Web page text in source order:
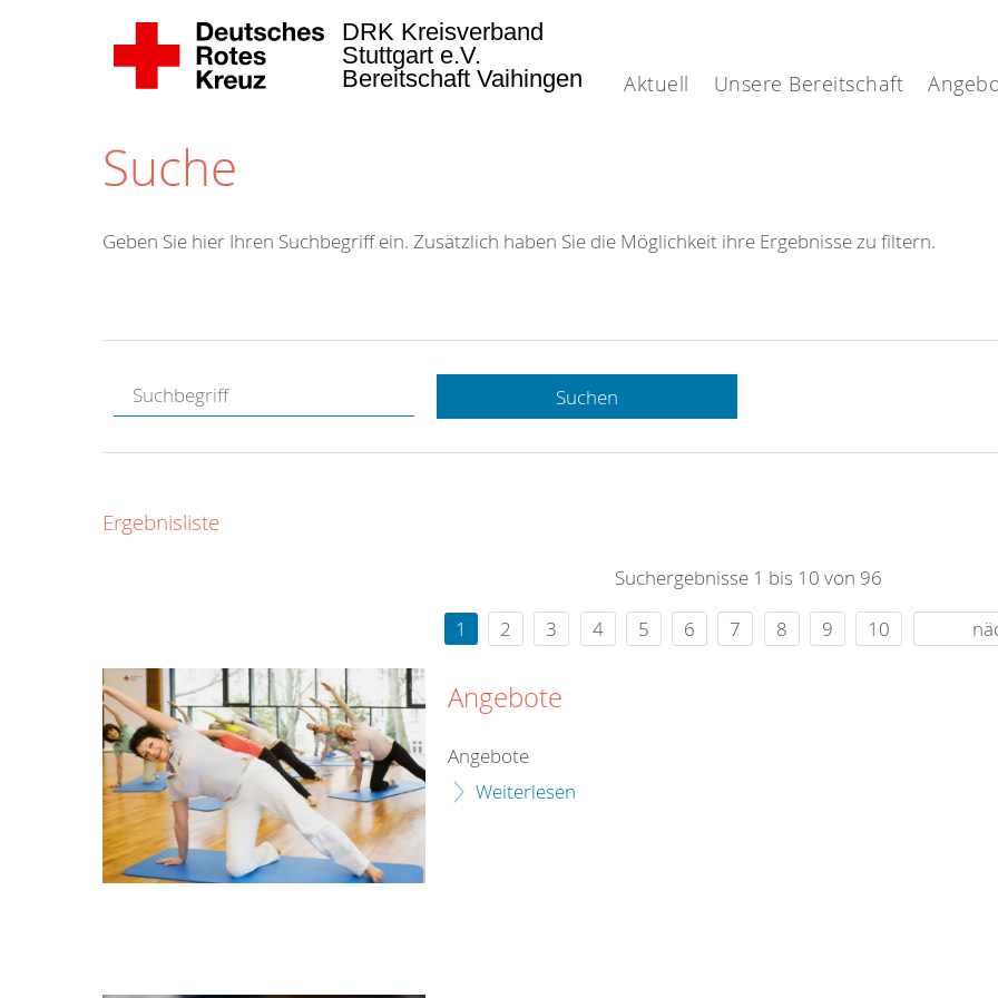
Aktuell Unsere Bereitschaft
DRK Kreisverband
Stuttgart e.V.
Bereitschaft Vaihingen
Suche
Hotline.
gerne.
rund um die Uhr
Geben Sie hier Ihren Suchbegriff ein. Zusätzlich haben Sie die Möglichkeit ihre Ergebnisse zu filtern.
Suchen
Ergebnisliste
Suchergebnisse 1 bis 10 von 96
1
2 3 4 5 6 7 8 9 10
Angebote
Angebote
Weiterlesen